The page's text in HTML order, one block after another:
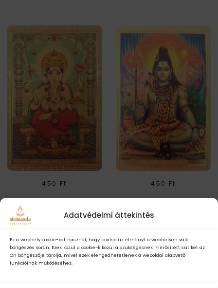
Adatvédelmi áttekintés
Ez a webhely cookie-kat használ, hogy javítsa az élményt a webhelyen való
böngészés során. Ezek közül a cookie-k közül a szükségesnek minősített sütiket az
Ön böngészője tárolja, mivel ezek elengedhetetlenek a weboldal alapvető
funkcióinak működéséhez.
450 Ft
Ganésa Hűtőmágnes
450 Ft
Siva Hűtőmágnes